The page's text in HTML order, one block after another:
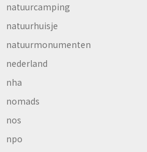
natuurcamping
natuurhuisje
natuurmonumenten
nederland
nha
nomads
nos
npo